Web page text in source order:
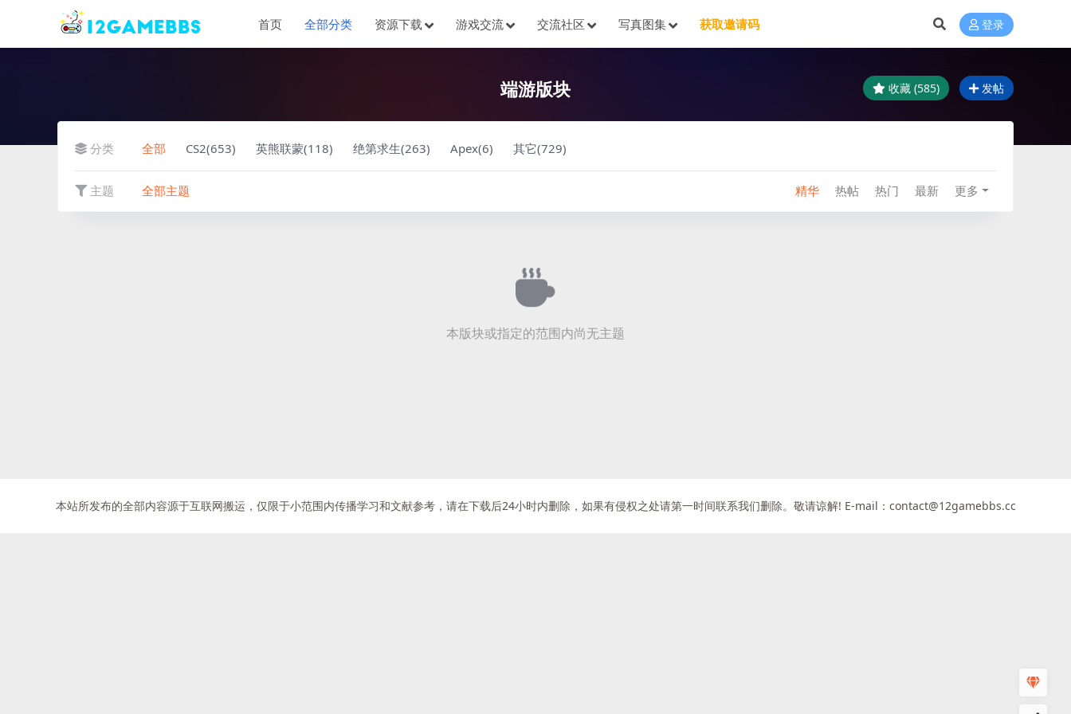
首页 全部分类 资源下载 游戏交流 交流社区 写真图集 获取邀请码 登录
端游版块 收藏 (585) 发帖
分类 全部 CS2(653) 英熊联蒙(118) 绝第求生(263) Apex(6) 其它(729)
主题 全部主题 更多
最新
热门
热帖
精华
本版块或指定的范围内尚无主题
本站所发布的全部内容源于互联网搬运，仅限于小范围内传播学习和文献参考，请在下载后24小时内删除，如果有侵权之处请第一时间联系我们删除。敬请谅解! E-mail：contact@12gamebbs.cc